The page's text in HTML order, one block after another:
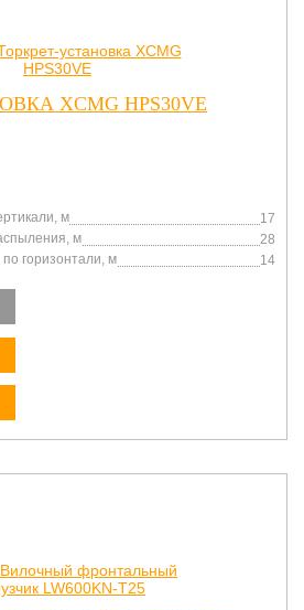
XCMG HPS30VE
м
17
м
28
горизонтали, м
14